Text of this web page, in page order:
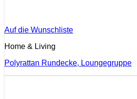
Auf die Wunschliste
Home & Living
Polyrattan Rundecke, Loungegruppe